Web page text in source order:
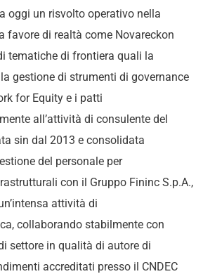
oggi un risvolto operativo nella
favore di realtà come Novareckon
tematiche di frontiera quali la
gestione di strumenti di governance
for Equity e i patti
all’attività di consulente del
sin dal 2013 e consolidata
del personale per
con il Gruppo Fininc S.p.A.,
attività di
collaborando stabilmente con
settore in qualità di autore di
accreditati presso il CNDEC